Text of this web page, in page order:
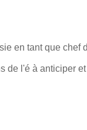
en tant que chef
de l'é à anticiper